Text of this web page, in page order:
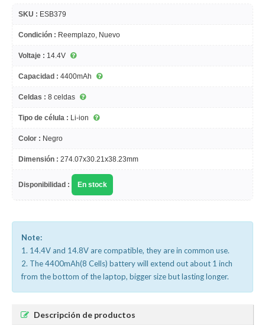
SKU : ESB379
Condición : Reemplazo, Nuevo
Voltaje : 14.4V
Capacidad : 4400mAh
Celdas : 8 celdas
Tipo de célula : Li-ion
Color : Negro
Dimensión : 274.07x30.21x38.23mm
Disponibilidad : En stock
Note:
1. 14.4V and 14.8V are compatible, they are in common use.
2. The 4400mAh(8 Cells) battery will extend out about 1 inch
from the bottom of the laptop, bigger size but lasting longer.
Descripción de productos